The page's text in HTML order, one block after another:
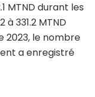
MTND durant les
331.2 MTND
2023, le nombre
a enregistré